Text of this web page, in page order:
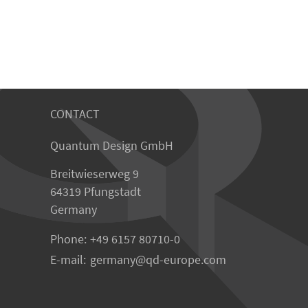
CONTACT
Quantum Design GmbH
Breitwieserweg 9
64319 Pfungstadt
Germany
Phone: +49 6157 80710-0
E-mail: germany qd-europe.com